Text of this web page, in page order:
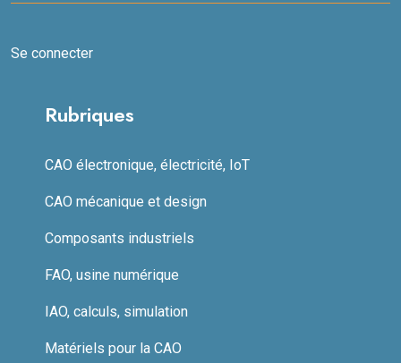
Se connecter
Rubriques
CAO électronique, électricité, IoT
CAO mécanique et design
Composants industriels
FAO, usine numérique
IAO, calculs, simulation
Matériels pour la CAO